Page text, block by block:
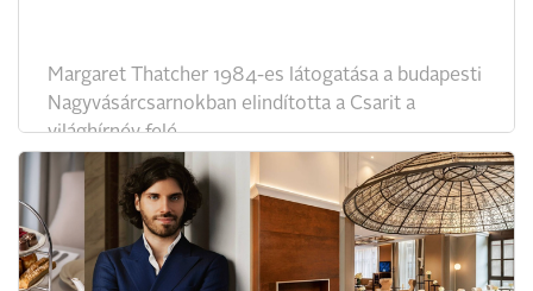
Margaret Thatcher 1984-es látogatása a budapesti
Nagyvásárcsarnokban elindította a Csarit a
világhírnév felé.